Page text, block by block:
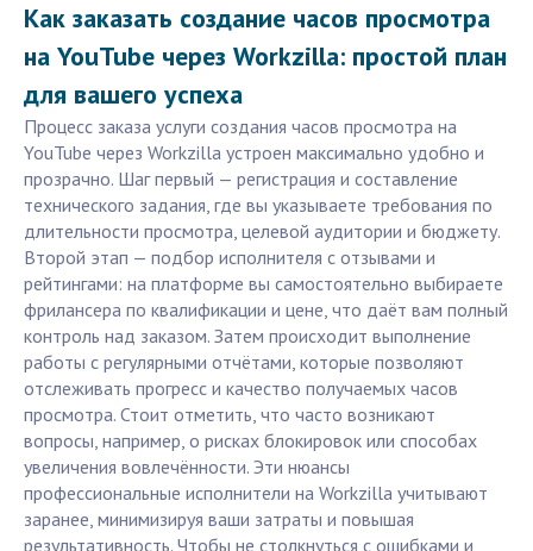
Как заказать создание часов просмотра
на YouTube через Workzilla: простой план
для вашего успеха
Процесс заказа услуги создания часов просмотра на
YouTube через Workzilla устроен максимально удобно и
прозрачно. Шаг первый — регистрация и составление
технического задания, где вы указываете требования по
длительности просмотра, целевой аудитории и бюджету.
Второй этап — подбор исполнителя с отзывами и
рейтингами: на платформе вы самостоятельно выбираете
фрилансера по квалификации и цене, что даёт вам полный
контроль над заказом. Затем происходит выполнение
работы с регулярными отчётами, которые позволяют
отслеживать прогресс и качество получаемых часов
просмотра. Стоит отметить, что часто возникают
вопросы, например, о рисках блокировок или способах
увеличения вовлечённости. Эти нюансы
профессиональные исполнители на Workzilla учитывают
заранее, минимизируя ваши затраты и повышая
результативность. Чтобы не столкнуться с ошибками и